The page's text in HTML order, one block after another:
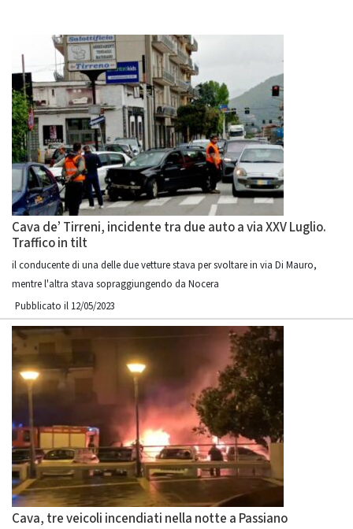
Cava de’ Tirreni, incidente tra due auto a via XXV Luglio.
Traffico in tilt
il conducente di una delle due vetture stava per svoltare in via Di Mauro,
mentre l'altra stava sopraggiungendo da Nocera
Pubblicato il 12/05/2023
Cava, tre veicoli incendiati nella notte a Passiano